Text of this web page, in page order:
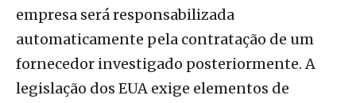
empresa será responsabilizada
automaticamente pela contratação de um
fornecedor investigado posteriormente. A
legislação dos EUA exige elementos de